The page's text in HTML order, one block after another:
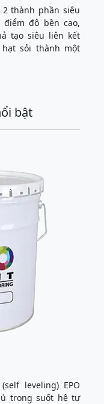
thành phần siêu
độ bền cao,
tạo siêu liên kết
sỏi thành một
bật
leveling) EPO
trong suốt hệ tự